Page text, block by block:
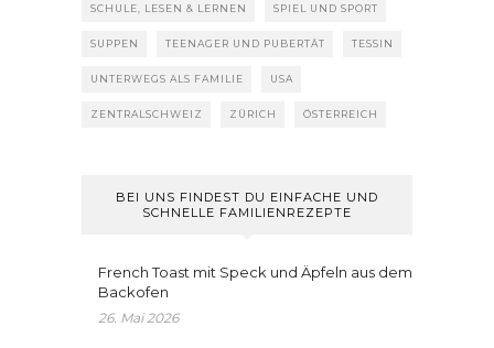
SCHULE, LESEN & LERNEN SPIEL UND SPORT
SUPPEN TEENAGER UND PUBERTÄT TESSIN
UNTERWEGS ALS FAMILIE USA
ZENTRALSCHWEIZ ZÜRICH ÖSTERREICH
BEI UNS FINDEST DU EINFACHE UND
SCHNELLE FAMILIENREZEPTE
French Toast mit Speck und Äpfeln aus dem
Backofen
26. Mai 2026